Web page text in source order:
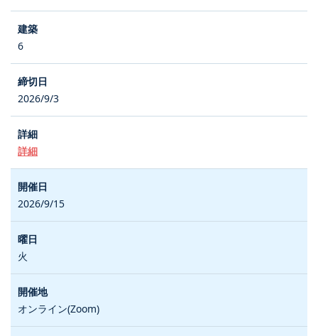
6
2026/9/3
詳細
2026/9/15
火
オンライン(Zoom)